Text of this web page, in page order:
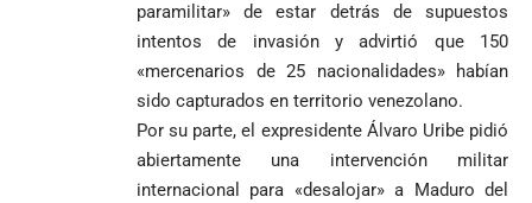
paramilitar» de estar detrás de supuestos
intentos de invasión y advirtió que 150
«mercenarios de 25 nacionalidades» habían
sido capturados en territorio venezolano.
Por su parte, el expresidente Álvaro Uribe pidió
abiertamente una intervención militar
internacional para «desalojar» a Maduro del
Andrés
«Gury»
Rodríguez y
Damián Pérez
Falleció el padre
Humberto de
Jesús Hincapié
Álzate, reconocido
sacerdote de la
elegido
presidente de
Colombia tras
una histórica y
reñida
segunda
vuelta
en un vibrante
duelo
mundialista
LA POLICRISIS
COMO HERENCIA
reconciliada
Diócesis de